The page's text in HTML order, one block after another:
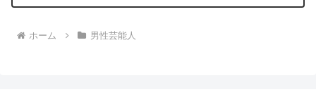
ホーム 男性芸能人